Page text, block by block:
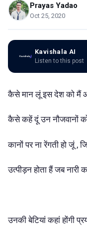
Prayas Yadao
Oct 25, 2020
Kavishala AI
Listen to this post
कैसे मान लूं इस देश को मैं
कैसे कहें दूं उन नौजवानों को
कानों पर ना रेंगती हो जूं ,
उत्पीड़न होता हैं जब नारी
उनकी बेटियां कहां होंगी